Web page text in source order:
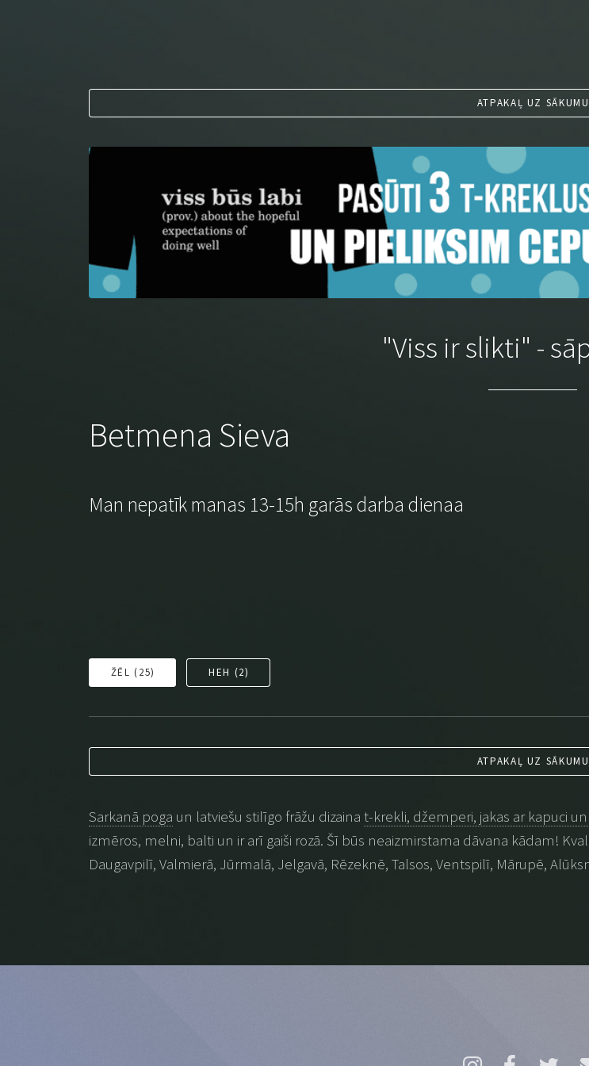
ATPAKAĻ UZ SĀKUMU
"Viss ir slikti" -
Betmena Sieva
Man nepatīk manas 13-15h garās darba dienaa
ŽĒL (25) HEH (2)
ATPAKAĻ UZ SĀKUMU
Sarkanā poga un latviešu stilīgo frāžu dizaina t-krekli, džemperi, jakas ar kapuci
izmēros, melni, balti un ir arī gaiši rozā. Šī būs neaizmirstama dāvana kādam!
Daugavpilī, Valmierā, Jūrmalā, Jelgavā, Rēzeknē, Talsos, Ventspilī, Mārupē,